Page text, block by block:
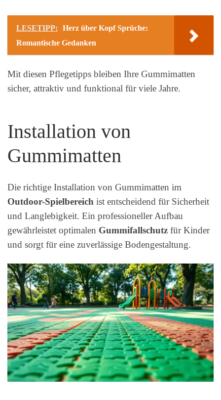
LESETIPP:
Herz über Kopf Sprüche:
Romantische Gedanken
Mit diesen Pflegetipps bleiben Ihre Gummimatten
sicher, attraktiv und funktional für viele Jahre.
Installation von
Gummimatten
Die richtige Installation von Gummimatten im
Outdoor-Spielbereich ist entscheidend für Sicherheit
und Langlebigkeit. Ein professioneller Aufbau
gewährleistet optimalen Gummifallschutz für Kinder
und sorgt für eine zuverlässige Bodengestaltung.